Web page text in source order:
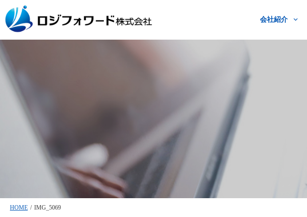
会社紹介
HOME / IMG_5069